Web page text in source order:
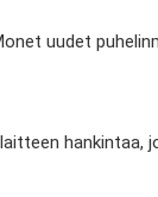
uudet
hankintaa,